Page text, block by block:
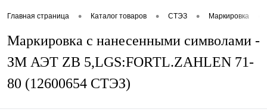
Главная страница • Каталог товаров • СТЭЗ • Маркировка
Маркировка с нанесенными символами -
ЗМ АЭТ ZB 5,LGS:FORTL.ZAHLEN 71-
80 (12600654 СТЭЗ)